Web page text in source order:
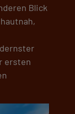
Blick
ersten